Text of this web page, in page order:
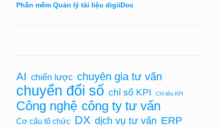
Phần mềm Quản lý tài liệu digiiDoc
AI chiến lược chuyên gia tư vấn
chuyển đổi số chỉ số KPI Chỉ tiêu KPI
Công nghệ công ty tư vấn
Cơ cấu tổ chức DX dịch vụ tư vấn ERP